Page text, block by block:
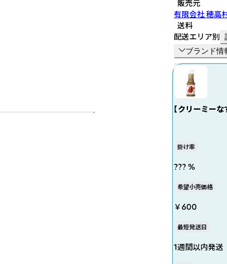
販売元
有限会社 穂高
送料
配送エリア別
ブランド情
【クリーミー
掛け率
??? %
希望小売価格
￥600
最短発送日
1週間以内発送